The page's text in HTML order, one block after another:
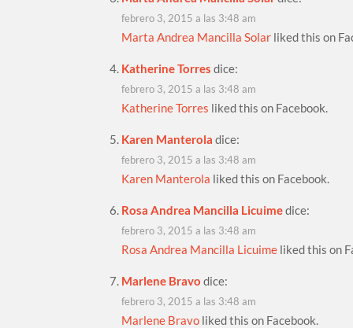
febrero 3, 2015 a las 3:48 am
Marta Andrea Mancilla Solar liked this on
Katherine Torres dice:
febrero 3, 2015 a las 3:48 am
Katherine Torres liked this on Facebook.
Karen Manterola dice:
febrero 3, 2015 a las 3:48 am
Karen Manterola liked this on Facebook.
Rosa Andrea Mancilla Licuimedice:
febrero 3, 2015 a las 3:48 am
Rosa Andrea Mancilla Licuime liked this on
Marlene Bravo dice:
febrero 3, 2015 a las 3:48 am
Marlene Bravo liked this on Facebook.